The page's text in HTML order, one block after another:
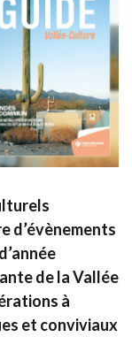
d’évènements
de la Vallée
à
et conviviaux